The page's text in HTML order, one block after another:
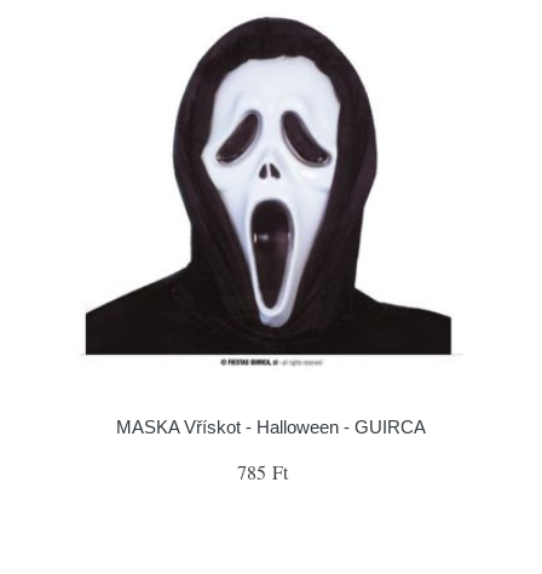
MASKA Vřískot - Halloween - GUIRCA
785 Ft